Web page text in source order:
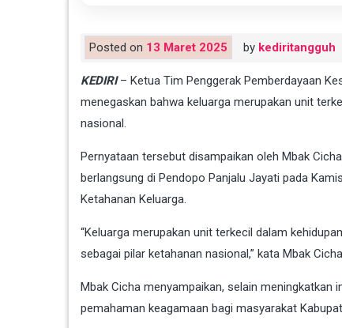
Posted on 13 Maret 2025 by kediritangguh
KEDIRI– Ketua Tim Penggerak Pemberdayaan
menegaskan bahwa keluarga merupakan unit
nasional.
Pernyataan tersebut disampaikan oleh Mbak
berlangsung di Pendopo Panjalu Jayati pada
Ketahanan Keluarga.
“Keluarga merupakan unit terkecil dalam
sebagai pilar ketahanan nasional,” kata Mbak
Mbak Cicha menyampaikan, selain meningkatkan
pemahaman keagamaan bagi masyarakat